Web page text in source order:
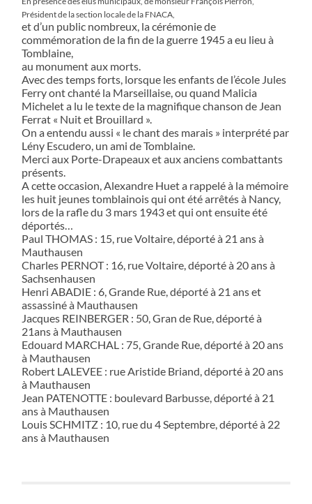
Président de la section locale de la FNACA,
et d’un public nombreux, la cérémonie de
commémoration de la fin de la guerre 1945 a eu lieu à
Tomblaine,
au monument aux morts.
Avec des temps forts, lorsque les enfants de l’école Jules
Ferry ont chanté la Marseillaise, ou quand Malicia
Michelet a lu le texte de la magnifique chanson de Jean
Ferrat « Nuit et Brouillard ».
On a entendu aussi « le chant des marais » interprété par
Lény Escudero, un ami de Tomblaine.
Merci aux Porte-Drapeaux et aux anciens combattants
présents.
A cette occasion, Alexandre Huet a rappelé à la mémoire
les huit jeunes tomblainois qui ont été arrêtés à Nancy,
lors de la rafle du 3 mars 1943 et qui ont ensuite été
déportés…
Paul THOMAS : 15, rue Voltaire, déporté à 21 ans à
Mauthausen
Charles PERNOT : 16, rue Voltaire, déporté à 20 ans à
Sachsenhausen
Henri ABADIE : 6, Grande Rue, déporté à 21 ans et
assassiné à Mauthausen
Jacques REINBERGER : 50, Gran de Rue, déporté à
21ans à Mauthausen
Edouard MARCHAL : 75, Grande Rue, déporté à 20 ans
à Mauthausen
Robert LALEVEE : rue Aristide Briand, déporté à 20 ans
à Mauthausen
Jean PATENOTTE : boulevard Barbusse, déporté à 21
ans à Mauthausen
Louis SCHMITZ : 10, rue du 4 Septembre, déporté à 22
ans à Mauthausen